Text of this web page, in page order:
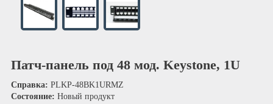
Патч-панель под 48 мод. Keystone, 1U
Справка: PLKP-48BK1URMZ
Состояние: Новый продукт